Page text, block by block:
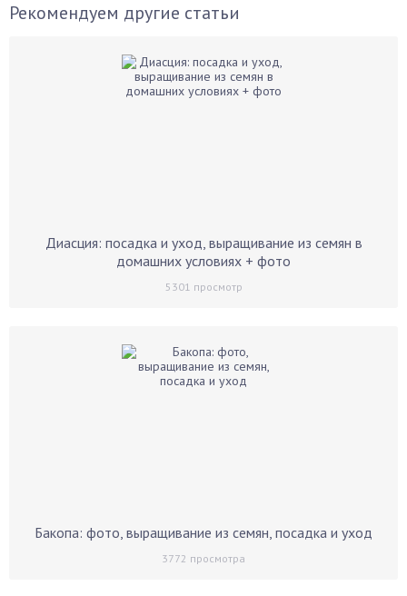
Рекомендуем другие статьи
Диасция: посадка и уход, выращивание из семян в
домашних условиях + фото
5301 просмотр
Бакопа: фото, выращивание из семян, посадка и уход
3772 просмотра